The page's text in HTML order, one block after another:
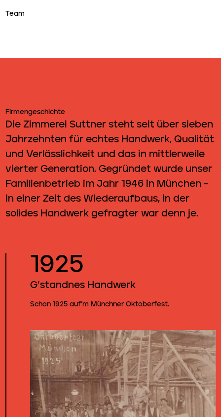
Team
Firmengeschichte
Die Zimmerei Suttner steht seit über sieben
Jahrzehnten für echtes Handwerk, Qualität
und Verlässlichkeit und das in mittlerweile
vierter Generation. Gegründet wurde unser
Familienbetrieb im Jahr 1946 in München –
in einer Zeit des Wiederaufbaus, in der
solides Handwerk gefragter war denn je.
1925
G’standnes Handwerk
Schon 1925 auf’m Münchner Oktoberfest.